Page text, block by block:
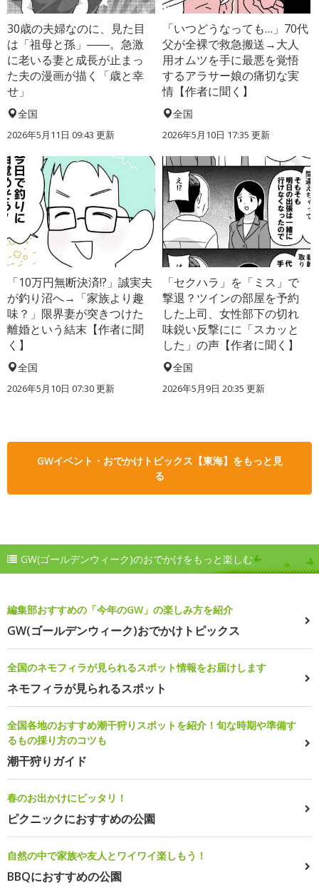
30歳の夫婦なのに、見た目
は「祖母と孫」――。急激
に老いる妻と成長が止まっ
た夫の漫画が描く「歳と幸
せ」
全国
2026年5月11日 09:43 更新
「いつどうなっても…」70代
父が全裸で救急搬送→大人
用オムツを手に最悪を覚悟
するアラサー娘の痛切な実
情【作者に聞く】
全国
2026年5月10日 17:35 更新
「10万円無断決済!?」誠実夫
が釣り沼へ→「家族より趣
味？」限界妻が突きつけた
離婚という結末【作者に聞
く】
全国
2026年5月10日 07:30 更新
「セクハラ」を「ミス」で
撃退？ツインの部屋を予約
した上司、女性部下の切れ
味鋭い反撃にに「スカッと
した」の声【作者に聞く】
全国
2026年5月9日 20:35 更新
GWイベント・おでかけトピックス【東海】をもっと見
る
GW(ゴールデンウィーク)のおでかけをもっと楽しむ
編集部おすすめの「今年のGW」の楽しみ方を紹介
GW(ゴールデンウィーク)おでかけトピックス
全国のネモフィラが見られるスポット情報をお届けします
ネモフィラが見られるスポット
全国各地のおすすめ潮干狩りスポットを紹介！旬な時期や準備す
るもの採り方のコツも
潮干狩りガイド
春のお出かけにピッタリ！
ピクニックにおすすめの公園
自然の中で家族や友人とワイワイ楽しもう！
BBQにおすすめの公園